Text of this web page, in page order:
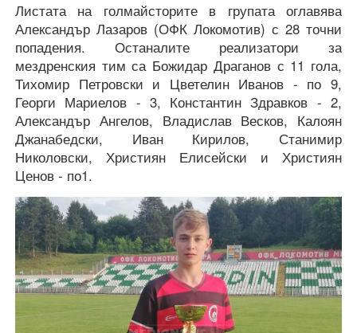
Листата на голмайсторите в групата оглавява
Александър Лазаров (ОФК Локомотив) с 28 точни
попадения. Останалите реализатори за
мездренския тим са Божидар Драганов с 11 гола,
Тихомир Петровски и Цветелин Иванов - по 9,
Георги Мариелов - 3, Константин Здравков - 2,
Александър Ангелов, Владислав Весков, Калоян
Джанабедски, Иван Кирилов, Станимир
Николовски, Християн Елисейски и Християн
Ценов - по1.